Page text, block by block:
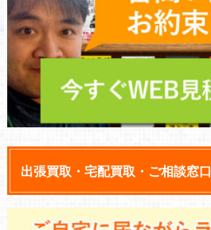
出張買取・宅配買取・ご相談窓口